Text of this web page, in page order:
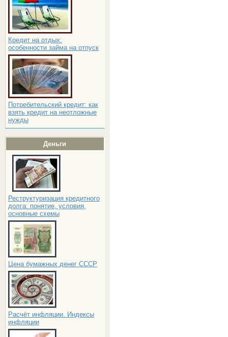
Кредит на отдых:
особенности займа на отпуск
Потребительский кредит: как
взять кредит на неотложные
нужды
Деньги
Реструктуризация кредитного
долга: понятие, условия,
основные схемы
Цена бумажных денег СССР
Расчёт инфляции. Индексы
инфляции